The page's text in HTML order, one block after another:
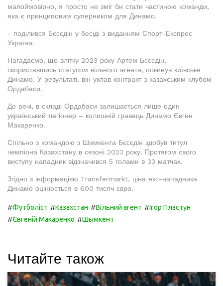
малоймовірно, я просто не зміг би стати частиною команди,
яка є принциповим суперником для Динамо.
- поділився Бєсєдін у бесіді з виданням Спорт-Експрес
Україна.
Нагадаємо, що влітку 2023 року Артем Бєсєдін,
скориставшись статусом вільного агента, покинув київське
Динамо. У результаті, він уклав контракт з казахським клубом
Ордабаси.
До речі, в складі Ордабаси залишається лише один
український легіонер – колишній гравець Динамо Євген
Макаренко.
Спільно з командою з Шимкента Бєсєдін здобув титул
чемпіона Казахстану в сезоні 2023 року. Протягом свого
виступу нападник відзначився 5 голами в 33 матчах.
Згідно з інформацією Transfermarkt, ціна екс-нападника
Динамо оцінюється в 600 тисяч євро.
#Футболіст #Казахстан #Вільний агент #Ігор Пластун
#Євгеній Макаренко #Шымкент
Читайте також